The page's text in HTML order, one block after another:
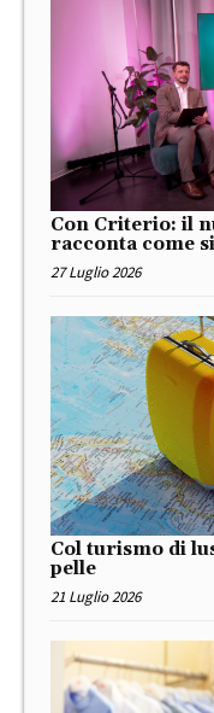
Con Criterio: il
racconta come
27 Luglio 2026
Col turismo di
pelle
21 Luglio 2026